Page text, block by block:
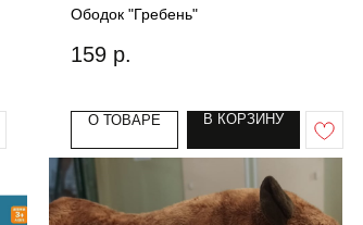
Ободок "Гребень"
159 р.
О ТОВАРЕ В КОРЗИНУ